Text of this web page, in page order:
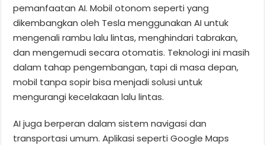
pemanfaatan AI. Mobil otonom seperti yang
dikembangkan oleh Tesla menggunakan AI untuk
mengenali rambu lalu lintas, menghindari tabrakan,
dan mengemudi secara otomatis. Teknologi ini masih
dalam tahap pengembangan, tapi di masa depan,
mobil tanpa sopir bisa menjadi solusi untuk
mengurangi kecelakaan lalu lintas.
AI juga berperan dalam sistem navigasi dan
transportasi umum. Aplikasi seperti Google Maps